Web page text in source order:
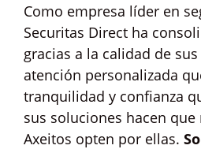
Como empresa líder en
Securitas Direct ha
gracias a la calidad de
atención personalizada
tranquilidad y confianza
sus soluciones hacen
Axeitos opten por ellas.